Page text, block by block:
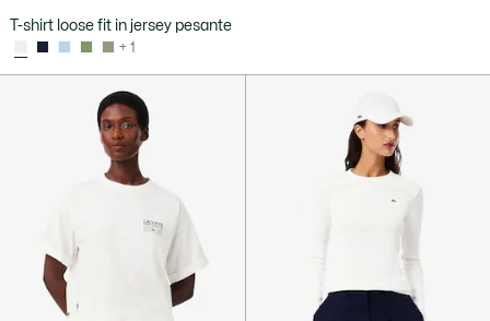
T-shirt loose fit in jersey pesante
+ 1